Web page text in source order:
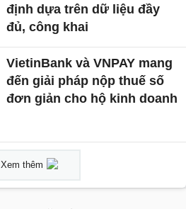
định dựa trên dữ liệu đầy
đủ, công khai
VietinBank và VNPAY mang
đến giải pháp nộp thuế số
đơn giản cho hộ kinh doanh
Xem thêm